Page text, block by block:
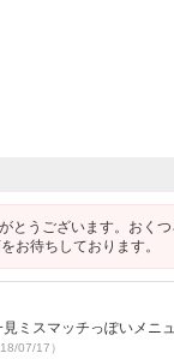
とうございます。おく
お待ちしております。
ミスマッチっぽいメニ
07/17）